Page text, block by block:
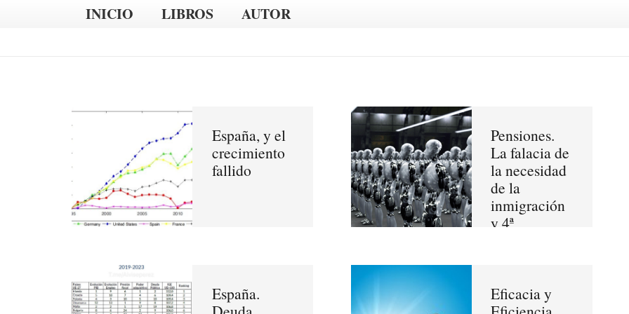
INICIO LIBROS AUTOR
España, y el
crecimiento
fallido
Pensiones.
La falacia de
la necesidad
de la
inmigración
y 4ª
España.
Eficacia y